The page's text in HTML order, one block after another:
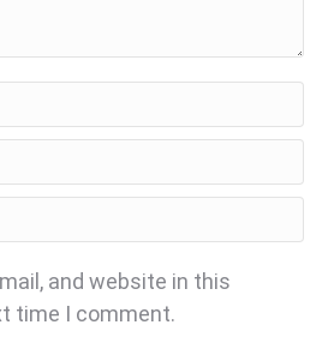
and website in this
time I comment.